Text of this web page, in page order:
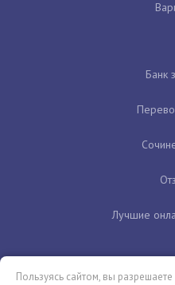
Банк
Лучшие
Пользуясь сайтом, вы